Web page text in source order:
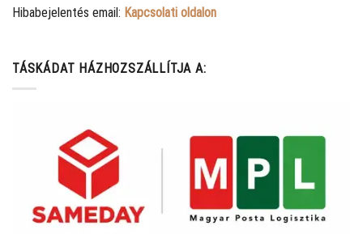
Hibabejelentés email: Kapcsolati oldalon
TÁSKÁDAT HÁZHOZSZÁLLÍTJA A: